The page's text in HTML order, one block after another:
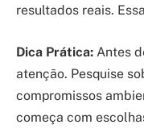
resultados reais.
Dica Prática: Antes
atenção. Pesquise
compromissos
começa com